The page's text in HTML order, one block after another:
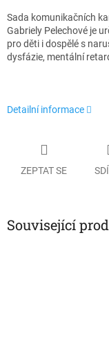
Sada komunikačních
Gabriely Pelechové je
pro děti i dospělé s
dysfázie, mentální
Detailní informace
ZEPTAT SE
Související